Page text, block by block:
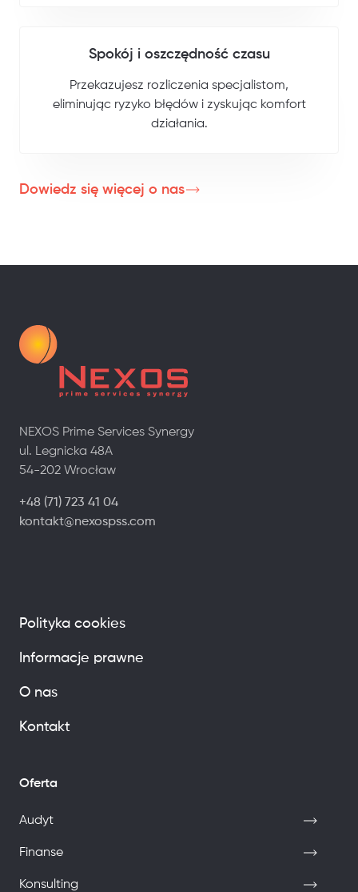
Spokój i oszczędność czasu
Przekazujesz rozliczenia specjalistom,
eliminując ryzyko błędów i zyskując komfort
działania.
Dowiedz się więcej o nas
NEXOS Prime Services Synergy
ul. Legnicka 48A
54-202 Wrocław
+48 (71) 723 41 04
kontakt@nexospss.com
Polityka cookies
Informacje prawne
O nas
Kontakt
Oferta
Audyt
Finanse
Konsulting